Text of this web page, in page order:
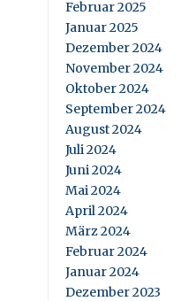
Februar 2025
Januar 2025
Dezember 2024
November 2024
Oktober 2024
September 2024
August 2024
Juli 2024
Juni 2024
Mai 2024
April 2024
März 2024
Februar 2024
Januar 2024
Dezember 2023